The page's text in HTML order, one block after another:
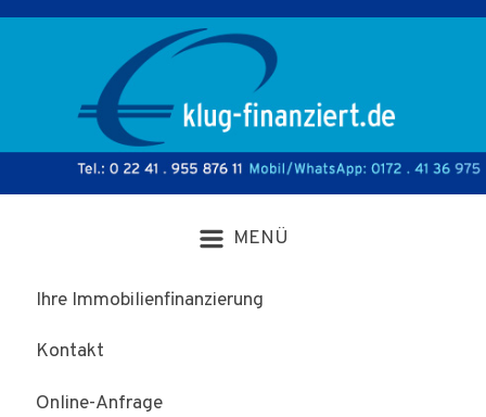
Zum Hauptinhalt springen
Ihre Immobilienfinanzierung
Kontakt
Online-Anfrage